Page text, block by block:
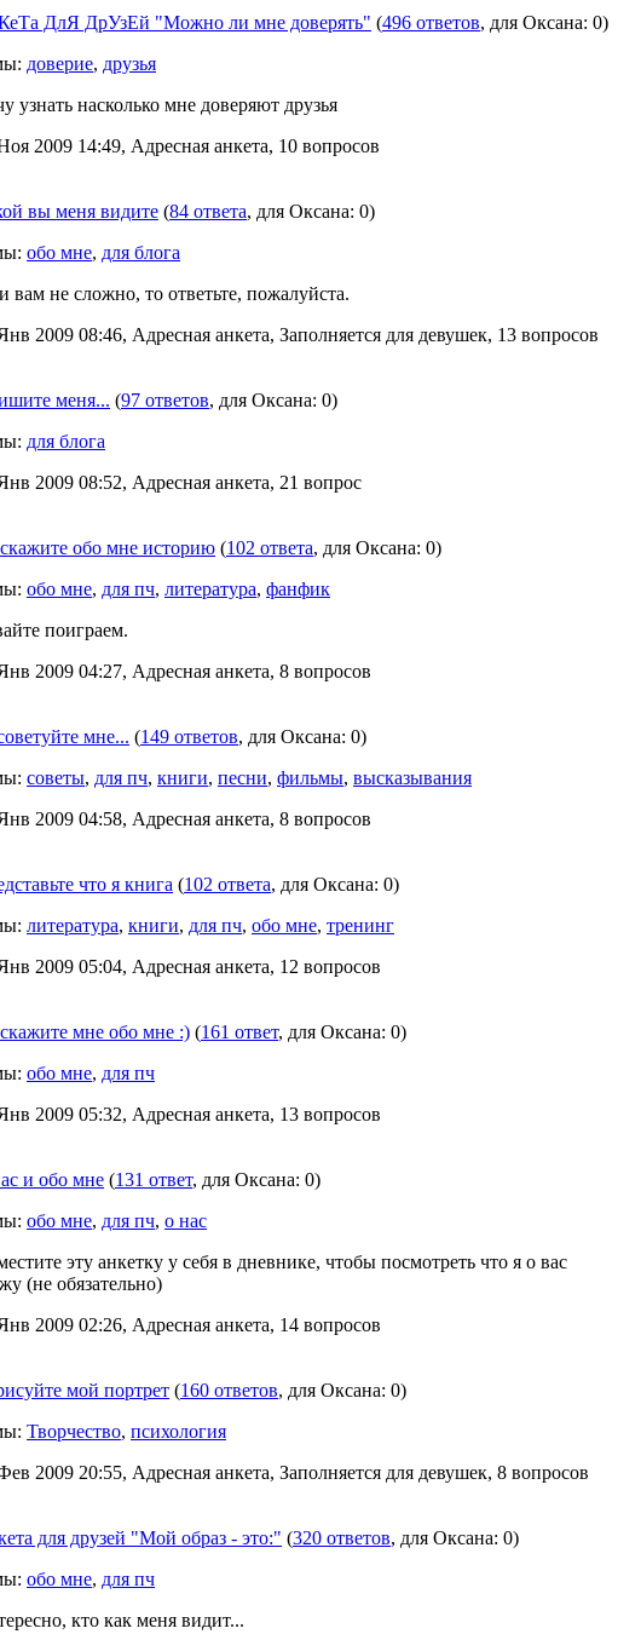
ДлЯ ДрУзЕй "Можно ли мне доверять" (496 ответов, для Oксана: 0)
доверие, друзья
узнать насколько мне доверяют друзья
2009 14:49, Адресная анкета, 10 вопросов
вы меня видите (84 ответа, для Oксана: 0)
обо мне, для блога
вам не сложно, то ответьте, пожалуйста.
2009 08:46, Адресная анкета, Заполняется для девушек, 13 вопросов
меня... (97 ответов, для Oксана: 0)
для блога
2009 08:52, Адресная анкета, 21 вопрос
обо мне историю (102 ответа, для Oксана: 0)
обо мне, для пч, литература, фанфик
поиграем.
2009 04:27, Адресная анкета, 8 вопросов
мне... (149 ответов, для Oксана: 0)
советы, для пч, книги, песни, фильмы, высказывания
2009 04:58, Адресная анкета, 8 вопросов
что я книга (102 ответа, для Oксана: 0)
литература, книги, для пч, обо мне, тренинг
2009 05:04, Адресная анкета, 12 вопросов
мне обо мне :) (161 ответ, для Oксана: 0)
обо мне, для пч
2009 05:32, Адресная анкета, 13 вопросов
и обо мне (131 ответ, для Oксана: 0)
обо мне, для пч, о нас
эту анкетку у себя в дневнике, чтобы посмотреть что я о вас
(не обязательно)
2009 02:26, Адресная анкета, 14 вопросов
мой портрет (160 ответов, для Oксана: 0)
Творчество, психология
2009 20:55, Адресная анкета, Заполняется для девушек, 8 вопросов
для друзей "Мой образ - это:" (320 ответов, для Oксана: 0)
обо мне, для пч
кто как меня видит...